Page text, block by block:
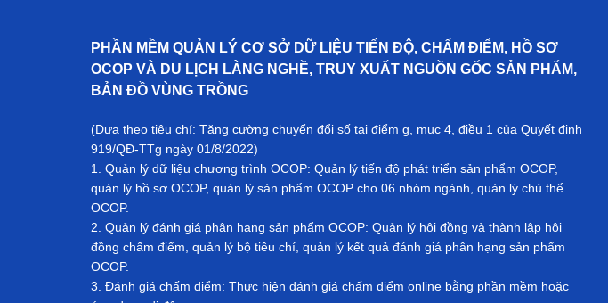
PHẦN MỀM QUẢN LÝ CƠ SỞ DỮ LIỆU TIẾN ĐỘ, CHẤM ĐIỂM, HỒ SƠ
OCOP VÀ DU LỊCH LÀNG NGHỀ, TRUY XUẤT NGUỒN GỐC SẢN PHẨM,
BẢN ĐỒ VÙNG TRỒNG
(Dựa theo tiêu chí: Tăng cường chuyển đổi số tại điểm g, mục 4, điều 1 của Quyết định
919/QĐ-TTg ngày 01/8/2022)
1. Quản lý dữ liệu chương trình OCOP: Quản lý tiến độ phát triển sản phẩm OCOP,
quản lý hồ sơ OCOP, quản lý sản phẩm OCOP cho 06 nhóm ngành, quản lý chủ thể
OCOP.
2. Quản lý đánh giá phân hạng sản phẩm OCOP: Quản lý hội đồng và thành lập hội
đồng chấm điểm, quản lý bộ tiêu chí, quản lý kết quả đánh giá phân hạng sản phẩm
OCOP.
3. Đánh giá chấm điểm: Thực hiện đánh giá chấm điểm online bằng phần mềm hoặc